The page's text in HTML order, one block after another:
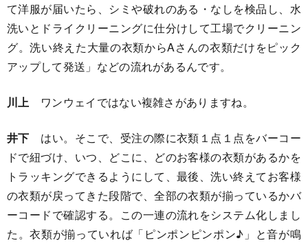
て洋服が届いたら、シミや破れのある・なしを検品し、水
洗いとドライクリーニングに仕分けして工場でクリーニン
グ。洗い終えた大量の衣類からAさんの衣類だけをピック
アップして発送」などの流れがあるんです。
川上 ワンウェイではない複雑さがありますね。
井下 はい。そこで、受注の際に衣類１点１点をバーコー
ドで紐づけ、いつ、どこに、どのお客様の衣類があるかを
トラッキングできるようにして、最後、洗い終えてお客様
の衣類が戻ってきた段階で、全部の衣類が揃っているかバ
ーコードで確認する。この一連の流れをシステム化しまし
た。衣類が揃っていれば「ピンポンピンポン♪」と音が鳴